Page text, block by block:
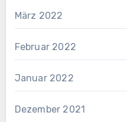
März 2022
Februar 2022
Januar 2022
Dezember 2021